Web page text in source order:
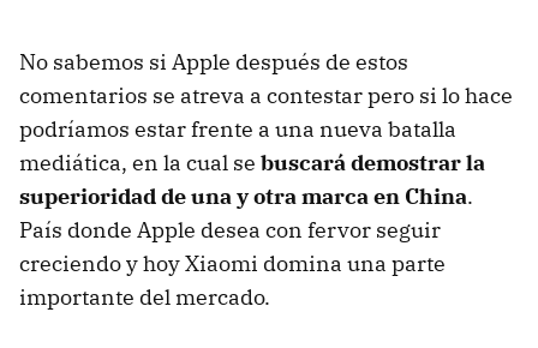
No sabemos si Apple después de estos
comentarios se atreva a contestar pero si lo hace
podríamos estar frente a una nueva batalla
mediática, en la cual se buscará demostrar la
superioridad de una y otra marca en China.
País donde Apple desea con fervor seguir
creciendo y hoy Xiaomi domina una parte
importante del mercado.